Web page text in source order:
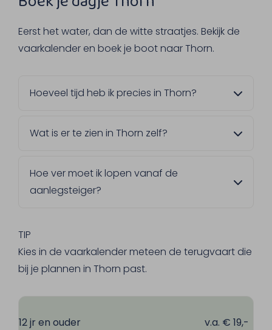
Eerst het water, dan de witte straatjes. Bekijk de
vaarkalender en boek je boot naar Thorn.
Hoeveel tijd heb ik precies in Thorn?
een terugvaart die bij jouw plannen past,
lunch in Thorn.
Wat is er te zien in Thorn zelf?
waarvan het oudste gedeelte uit de 10e
eeuw stamt. Ook een wandeling in het
Hoe ver moet ik lopen vanaf de
aanlegsteiger?
ongeveer 10 minuten lopen van de steiger.
Je hebt dus geen lange wandeling nodig
om het stadje te bereiken.
TIP
Kies in de vaarkalender meteen de terugvaart die
bij je plannen in Thorn past.
12 jr en ouder
v.a. € 19,-